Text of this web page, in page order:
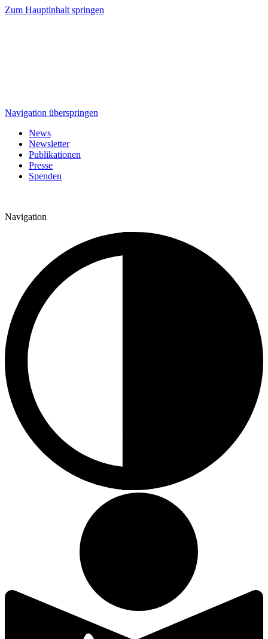
Zum Hauptinhalt springen
Navigation überspringen
News
Newsletter
Publikationen
Presse
Spenden
Navigation